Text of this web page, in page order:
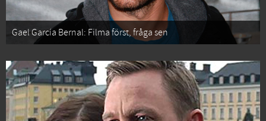
Gael García Bernal: Filma först, fråga sen